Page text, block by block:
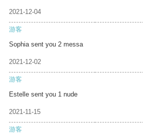
2021-12-04
游客
Sophia sent you 2 messa
2021-12-02
游客
Estelle sent you 1 nude
2021-11-15
游客